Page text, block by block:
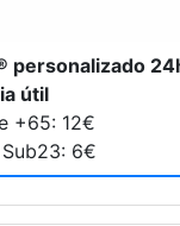
personalizado
útil
+65: 12€
6€